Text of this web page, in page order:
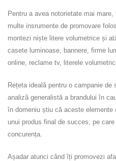
Pentru a avea notorietate mai
multe insrumente de promovare
montezi niște litere volumetrice și
casete luminoase, bannere, firme
online, reclame tv, literele
Rețeta ideală pentru o campanie
analiză generalistă a brandului în
în domeniu știu că aceste elemente
unui produs final de succes, pe
concurența.
Așadar atunci când îți promovezi